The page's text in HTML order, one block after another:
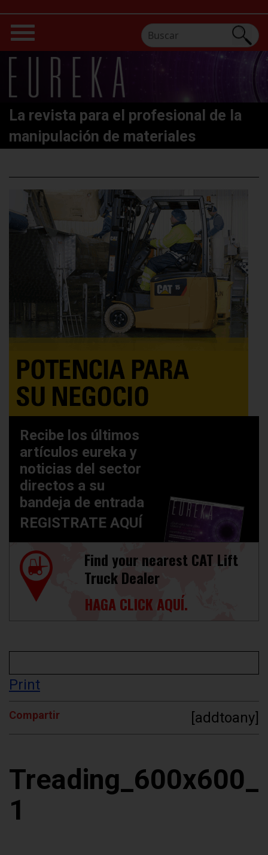
La revista para el profesional de la
manipulación de materiales
Recibe los últimos
artículos eureka y
noticias del sector
directos a su
bandeja de entrada
REGISTRATE AQUÍ
Find your nearest CAT Lift
Truck Dealer
HAGA CLICK AQUÍ.
Print
Compartir [addtoany]
Treading_600x600_
1